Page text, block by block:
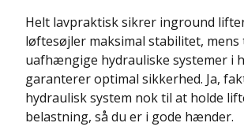
Helt lavpraktisk sikrer inground
løftesøjler maksimal stabilitet, mens
uafhængige hydrauliske systemer i
garanterer optimal sikkerhed. Ja,
hydraulisk system nok til at holde
belastning, så du er i gode hænder.